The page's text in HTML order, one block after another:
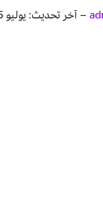
– آخر تحديث: يوليو 5, 2020 - 9:27 م